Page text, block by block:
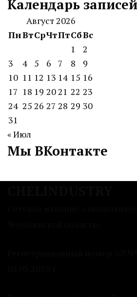
Календарь записей
Август 2026
ПнВтСрЧтПтСбВс
1
2
3
4 5 6 7 8
9
10 11 12 13 14 15 16
17 18 19 2021 22 23
24 25 26 27 28 29 30
31
« Июл
Мы ВКонтакте